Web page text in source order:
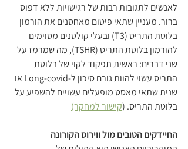
לאנשים לתגובות רבות של רגישויות ללא דפוס
ברור. מעניין שתאי פיטום מאחסנים את הורמון
בלוטת התריס (T3) ובעלי קולטנים מסוימים
להורמון בלוטת התריס (TSHR), מה שמרמז על
שני דברים: ראשית תפקוד לקוי של בלוטת
התריס עשוי להוות גורם סיכון ל-Long-covid או
שנית שתאי מאסט מופעלים עשויים להשפיע על
בלוטת התריס. (קישור למחקר)
החיידקים הטובים מול ווירוס הקורונה